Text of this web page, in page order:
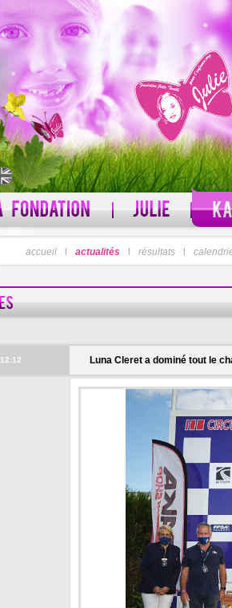
PSEUDO
Pseudo oublié ?
MOT DE PASSE
accueil actualités résultats
12:12 Luna Cleret a dominé tout le